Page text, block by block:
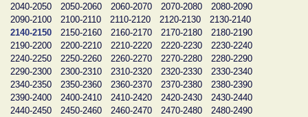
2040-2050
2050-2060 2060-2070 2070-2080
2080-2090
2090-2100
2100-2110 2110-2120 2120-2130
2130-2140
2140-2150
2150-2160 2160-2170 2170-2180
2180-2190
2190-2200
2200-2210 2210-2220 2220-2230
2230-2240
2240-2250
2250-2260 2260-2270 2270-2280
2280-2290
2290-2300
2300-2310 2310-2320 2320-2330
2330-2340
2340-2350
2350-2360 2360-2370 2370-2380
2380-2390
2390-2400
2400-2410 2410-2420 2420-2430
2430-2440
2440-2450
2450-2460 2460-2470 2470-2480
2480-2490